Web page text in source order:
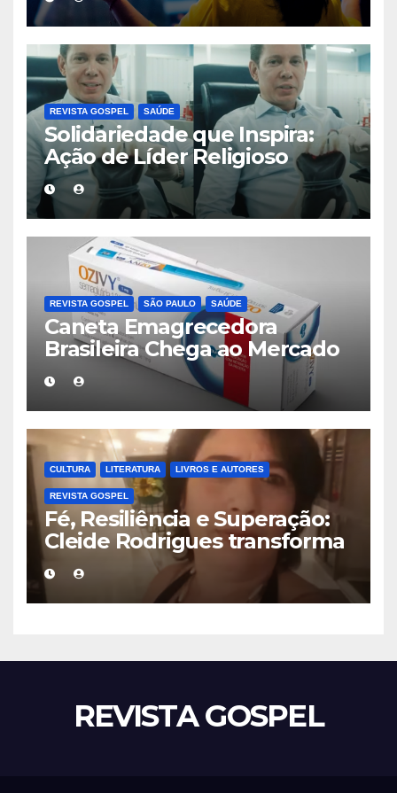
REVISTA GOSPEL SAÚDE
Solidariedade que Inspira:
Ação de Líder Religioso
Reforça Importância da
Doação de Sangue no Brasil
REVISTA GOSPEL SÃO PAULO SAÚDE
Caneta Emagrecedora
Brasileira Chega ao Mercado
e Promete Ampliar Acesso ao
Tratamento da Obesidade
CULTURA LITERATURA LIVROS E AUTORES
REVISTA GOSPEL
Fé, Resiliência e Superação:
Cleide Rodrigues transforma
dor em inspiração no livro
“Sobreviventes do Deserto”
REVISTA GOSPEL